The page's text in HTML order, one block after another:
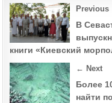
Post
navigation
В
книги «Киевский
← Next
Более
найти